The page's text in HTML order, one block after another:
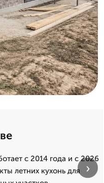
с 2014 года и с 2026
летних кухонь для
›